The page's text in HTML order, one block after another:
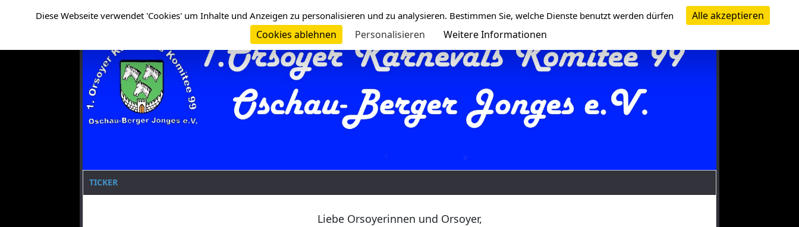
TICKER
Liebe Orsoyerinnen und Orsoyer,
Diese Webseite verwendet 'Cookies' um Inhalte und Anzeigen zu personalisieren und zu analysieren. Bestimmen Sie, welche Dienste benutzt werden dürfen
Alle akzeptieren
Cookies ablehnen
Personalisieren Weitere Informationen